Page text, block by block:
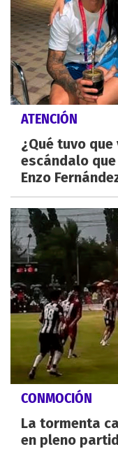
ATENCIÓN
¿Qué tuvo
escándalo
Enzo
CONMOCIÓN
La tormenta
en pleno